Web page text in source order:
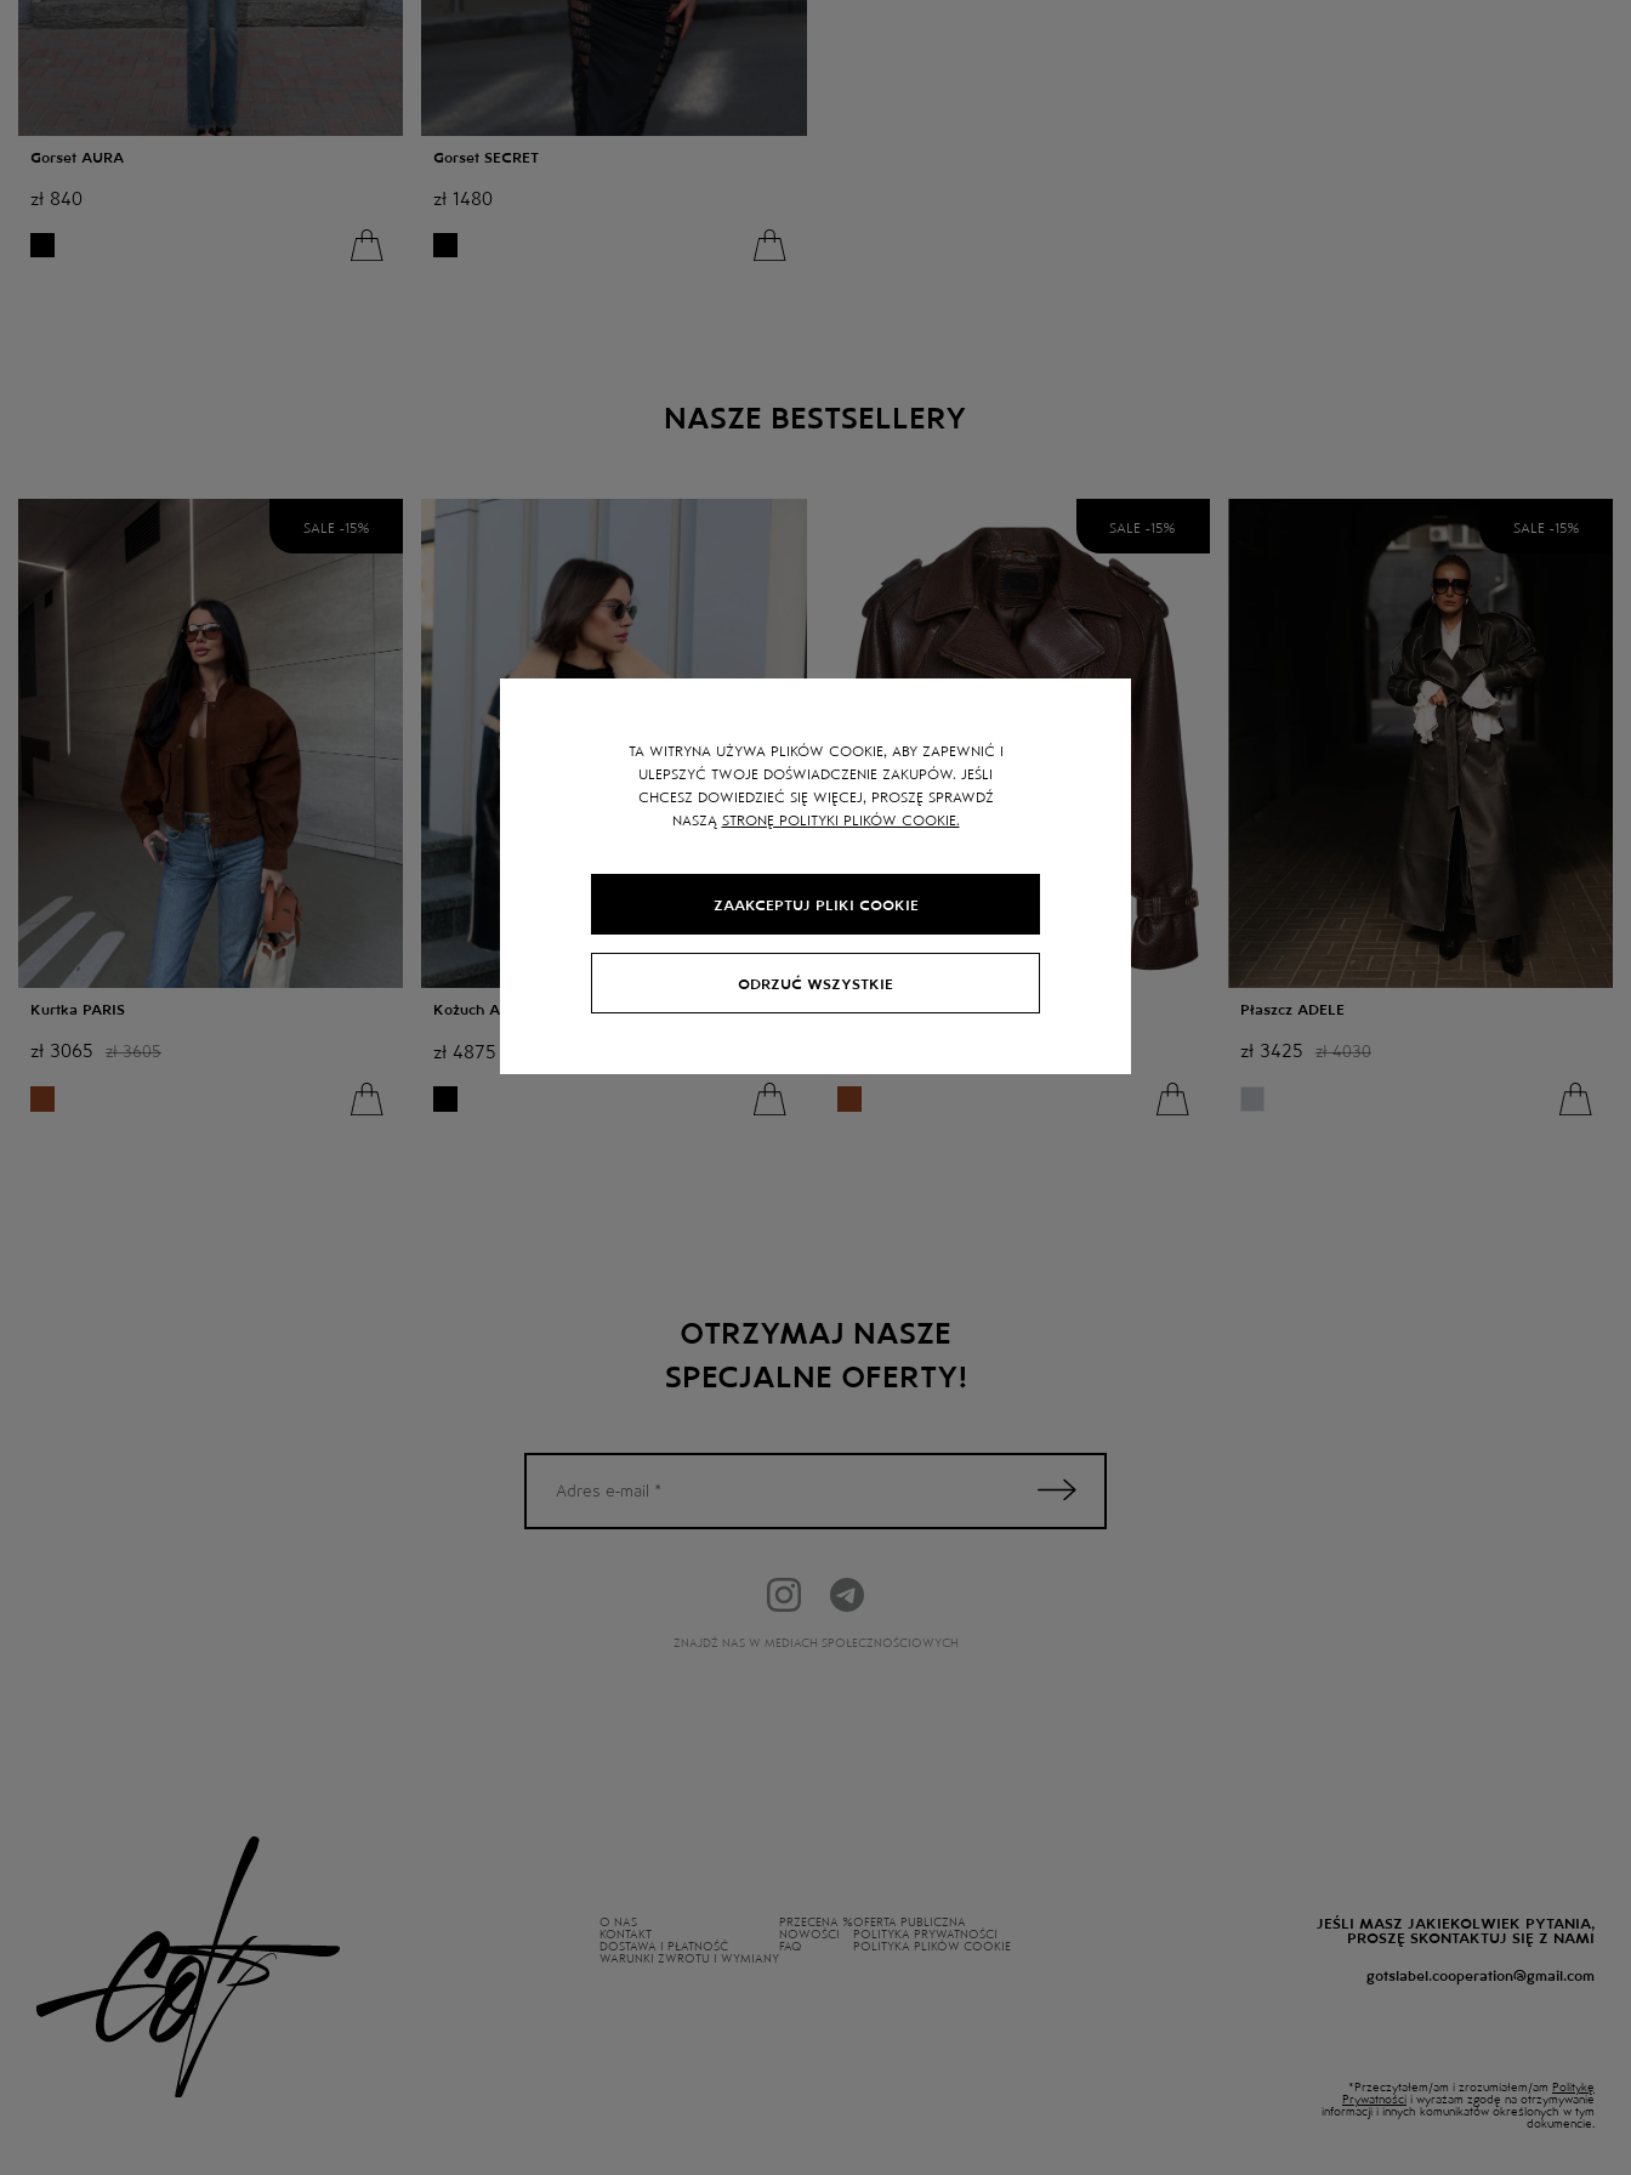
TA WITRYNA UŻYWA PLIKÓW COOKIE, ABY ZAPEWNIĆ I
ULEPSZYĆ TWOJE DOŚWIADCZENIE ZAKUPÓW. JEŚLI
CHCESZ DOWIEDZIEĆ SIĘ WIĘCEJ, PROSZĘ SPRAWDŹ
NASZĄ STRONĘ POLITYKI PLIKÓW COOKIE.
ZAAKCEPTUJ PLIKI COOKIE
ODRZUĆ WSZYSTKIE
Gorset AURA
zł 840
Gorset SECRET
zł 1480
NASZE BESTSELLERY
Kurtka PARIS
zł 3065 zł 3605
SALE -15%
Kożuch ARCTICA
zł 4875
SALE -15%
Płaszcz ADELE
zł 3425 zł 4030
SALE -15%
OTRZYMAJ NASZE
SPECJALNE OFERTY!
ZNAJDŹ NAS W MEDIACH SPOŁECZNOŚCIOWYCH
O NAS
KONTAKT
DOSTAWA I PŁATNOŚĆ
WARUNKI ZWROTU I WYMIANY
PRZECENA %
NOWOŚCI
FAQ
OFERTA PUBLICZNA
POLITYKA PRYWATNOŚCI
POLITYKA PLIKÓW COOKIE
JEŚLI MASZ JAKIEKOLWIEK PYTANIA,
PROSZĘ SKONTAKTUJ SIĘ Z NAMI
gotslabel.cooperation@gmail.com
*Przeczytałem/am i zrozumiałem/am Politykę
Prywatności i wyrażam zgodę na otrzymywanie
informacji i innych komunikatów określonych w tym
dokumencie.